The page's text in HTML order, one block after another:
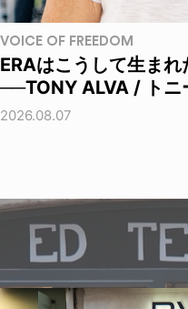
VOICE OF FREEDOM
ERAはこうして生まれ
──TONY ALVA / トニ
2026.08.07